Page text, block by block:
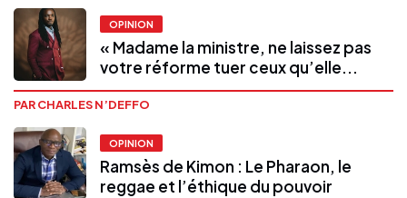
OPINION
« Madame la ministre, ne laissez pas
votre réforme tuer ceux qu’elle...
PAR CHARLES N’DEFFO
OPINION
Ramsès de Kimon : Le Pharaon, le
reggae et l’éthique du pouvoir